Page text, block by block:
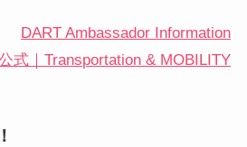
DART Ambassador Information
式｜Transportation & MOBILITY